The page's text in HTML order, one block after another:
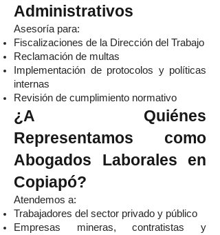
Administrativos
Asesoría para:
Fiscalizaciones de la Dirección del Trabajo
Reclamación de multas
Implementación de protocolos y políticas
internas
Revisión de cumplimiento normativo
¿A Quiénes
Representamos como
Abogados Laborales en
Copiapó?
Atendemos a:
Trabajadores del sector privado y público
Empresas mineras, contratistas y